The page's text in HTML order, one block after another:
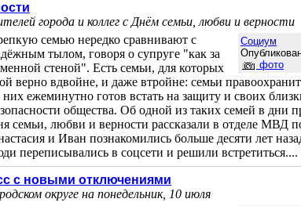
города и коллег с Днём семьи, любви и верности
Социум
фото
семью нередко сравнивают с
тылом, говоря о супруге "как за
стеной". Есть семьи, для которых
верно вдвойне, и даже втройне: семьи
них ежеминутно готов встать на защиту и своих
общества. Об одной из таких семей в дни
семьи, любви и верности рассказали в отделе МВД
и Иван познакомились больше десяти лет
переписывались в соцсети и решили встретиться....
с новыми отключениями
округе на понедельник, 10 июля